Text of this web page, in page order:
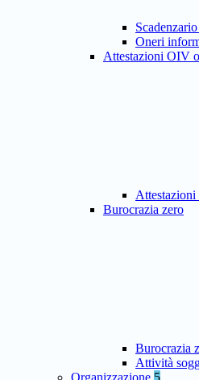
Oneri
Attestazioni OIV
Burocrazia zero
Burocrazia
Attività